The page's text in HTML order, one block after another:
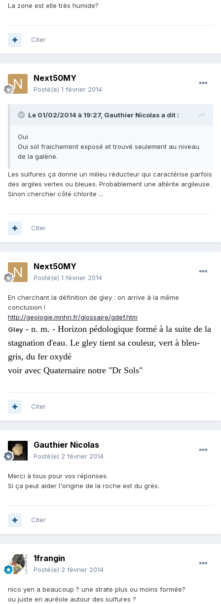
La zone est elle très humide?
Citer
Next50MY
Posté(e) 1 février 2014
Le 01/02/2014 à 19:27, Gauthier Nicolas a dit :
Oui
Oui sol fraichement exposé et trouvé seulement au niveau
de la galène.
Les sulfures ça donne un milieu réducteur qui caractérise parfois
des argiles vertes ou bleues. Probablement une altérite argileuse.
Sinon chercher côté chlorite ...
Citer
Next50MY
Posté(e) 1 février 2014
En cherchant la définition de gley : on arrive à la même
conclusion !
http://geologie.mnhn.fr/glossaire/gdef.htm
Gley - n. m. - Horizon pédologique formé à la suite de la
stagnation d'eau. Le gley tient sa couleur, vert à bleu-
gris, du fer oxydé
voir avec Quaternaire notre "Dr Sols"
Citer
Gauthier Nicolas
Posté(e) 2 février 2014
Merci à tous pour vos réponses.
Si ça peut aider l'origine de la roche est du grès.
Citer
1frangin
Posté(e) 2 février 2014
nico yen a beaucoup ? une strate plus ou moins formée?
ou juste en auréole autour des sulfures ?